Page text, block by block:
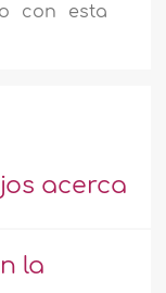
con esta
acerca
la